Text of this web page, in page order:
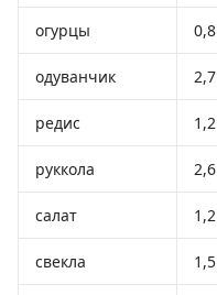
огурцы 0,8
одуванчик 2,7
редис 1,2
руккола 2,6
салат 1,2
свекла 1,5